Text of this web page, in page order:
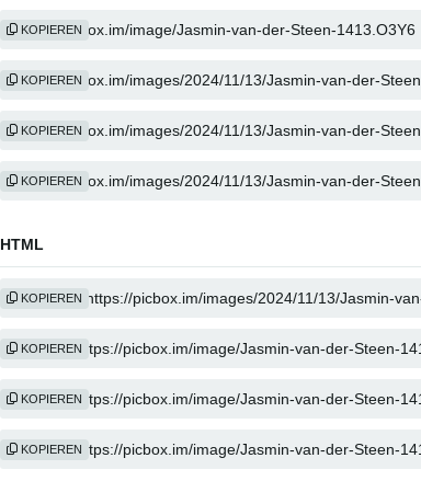
KOPIEREN
KOPIEREN
KOPIEREN
KOPIEREN
HTML
KOPIEREN
KOPIEREN
KOPIEREN
KOPIEREN